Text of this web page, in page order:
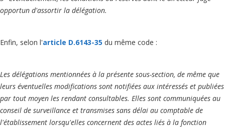
opportun d'assortir la délégation.
Enfin, selon l'article D.6143-35 du même code :
Les délégations mentionnées à la présente sous-section, de même que
leurs éventuelles modifications sont notifiées aux intéressés et publiées
par tout moyen les rendant consultables. Elles sont communiquées au
conseil de surveillance et transmises sans délai au comptable de
l'établissement lorsqu'elles concernent des actes liés à la fonction